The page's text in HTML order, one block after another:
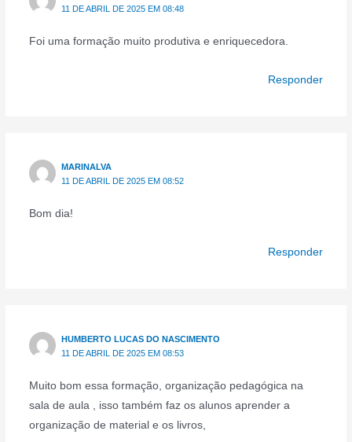
11 DE ABRIL DE 2025 EM 08:48
Foi uma formação muito produtiva e enriquecedora.
Responder
MARINALVA
11 DE ABRIL DE 2025 EM 08:52
Bom dia!
Responder
HUMBERTO LUCAS DO NASCIMENTO
11 DE ABRIL DE 2025 EM 08:53
Muito bom essa formação, organização pedagógica na
sala de aula , isso também faz os alunos aprender a
organização de material e os livros,